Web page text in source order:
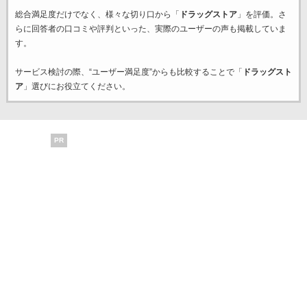
総合満足度だけでなく、様々な切り口から「 ドラッグストア」を評価。さ
らに回答者の口コミや評判といった、実際のユーザーの声も掲載していま
す。
サービス検討の際、“ユーザー満足度”からも比較することで「
ドラッグスト
ア」選びにお役立てください。
PR